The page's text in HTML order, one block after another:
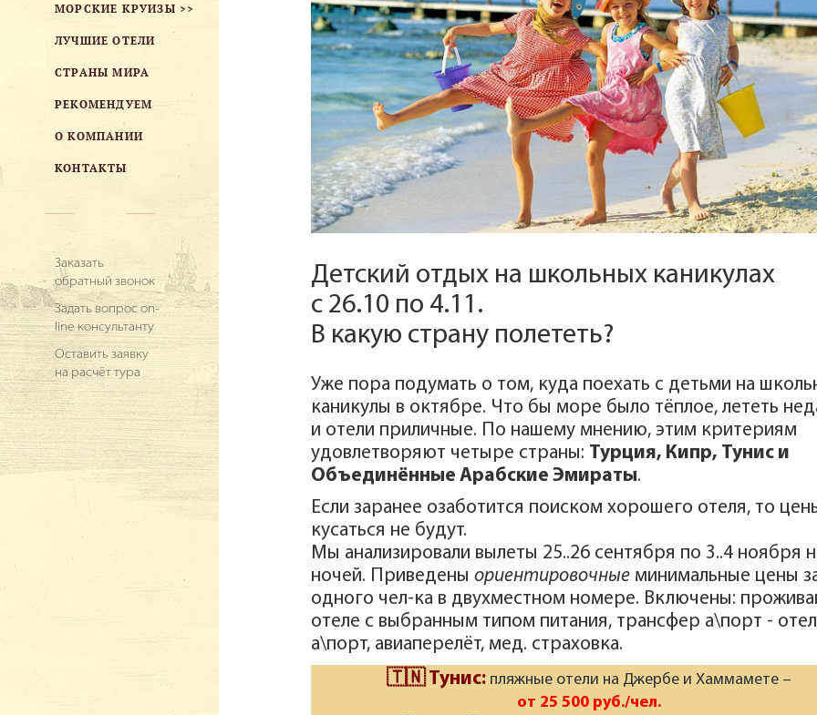
МОРСКИЕ КРУИЗЫ >>
ЛУЧШИЕ ОТЕЛИ
СТРАНЫ МИРА
РЕКОМЕНДУЕМ
О КОМПАНИИ
КОНТАКТЫ
Заказать
обратный звонок
Задать вопрос on-
line консультанту
Оставить заявку
на расчёт тура
Детский отдых на школьных каникулах
с 26.10 по 4.11.
В какую страну полететь?
Уже пора подумать о том, куда поехать с детьми на
каникулы в октябре. Что бы море было тёплое, лететь
и отели приличные. По нашему мнению, этим критериям
удовлетворяют четыре страны: Турция, Кипр, Тунис и
Объединённые Арабские Эмираты.
Если заранее озаботится поиском хорошего отеля, то
кусаться не будут.
Мы анализировали вылеты 25..26 сентября по 3..4 ноября
ночей. Приведеныориентировочные минимальные цены
одного чел-ка в двухместном номере. Включены:
отеле с выбранным типом питания, трансфер а\порт -
а\порт, авиаперелёт, мед. страховка.
🇹🇳 Тунис: пляжные отели на Джербе и Хаммамете –
от 25 500 руб./чел.